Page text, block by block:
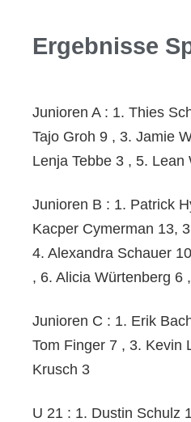
Ergebnisse
Junioren A : 1. Thies
Tajo Groh 9 , 3. Jamie
Lenja Tebbe 3 , 5. Lean
Junioren B : 1. Patrick
Kacper Cymerman 13,
4. Alexandra Schauer
, 6. Alicia Würtenberg 6
Junioren C : 1. Erik
Tom Finger 7 , 3. Kevin
Krusch 3
U 21 : 1. Dustin Schulz